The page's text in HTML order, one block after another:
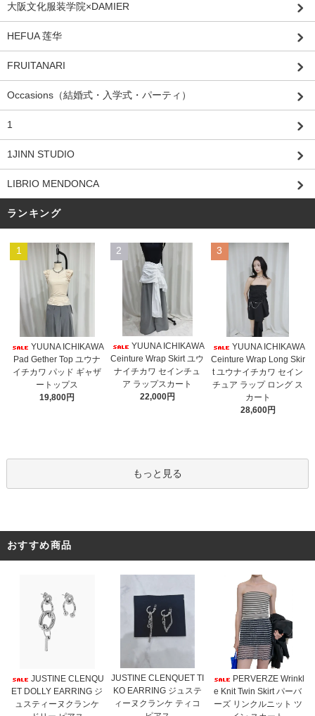
大阪文化服装学院×DAMIER
HEFUA 莲华
FRUITANARI
Occasions（結婚式・入学式・パーティ）
1
1JINN STUDIO
LIBRIO MENDONCA
ランキング
1
YUUNA ICHIKAWA
Pad Gether Top ユウナ
イチカワ パッド ギャザ
ートップス
19,800円
2
YUUNA ICHIKAWA
Ceinture Wrap Skirt ユウ
ナイチカワ セインチュ
ア ラップスカート
22,000円
3
YUUNA ICHIKAWA
Ceinture Wrap Long Skir
t ユウナイチカワ セイン
チュア ラップ ロング ス
カート
28,600円
もっと見る
おすすめ商品
JUSTINE CLENQU
ET DOLLY EARRING ジ
ュスティーヌクランケ
JUSTINE CLENQUET TI
KO EARRING ジュステ
ィーヌクランケ ティコ
PERVERZE Wrinkl
e Knit Twin Skirt パーバ
ーズ リンクルニット ツ